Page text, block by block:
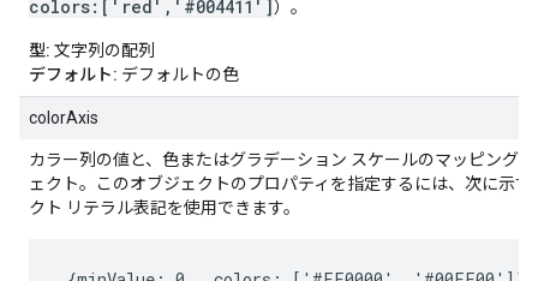
colors:['red','#004411']）。
型: 文字列の配列
デフォルト: デフォルトの色
colorAxis
カラー列の値と、色またはグラデーション スケールのマッピング
ェクト。このオブジェクトのプロパティを指定するには、次に示
クト リテラル表記を使用できます。